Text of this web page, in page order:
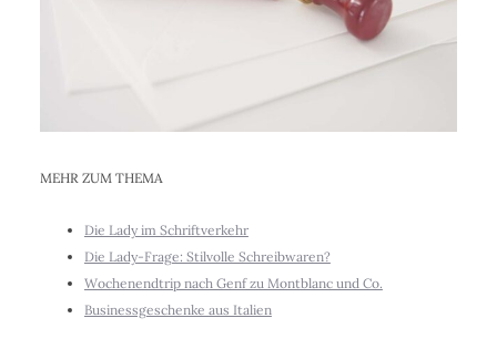
MEHR ZUM THEMA
Die Lady im Schriftverkehr
Die Lady-Frage: Stilvolle Schreibwaren?
Wochenendtrip nach Genf zu Montblanc und Co.
Businessgeschenke aus Italien